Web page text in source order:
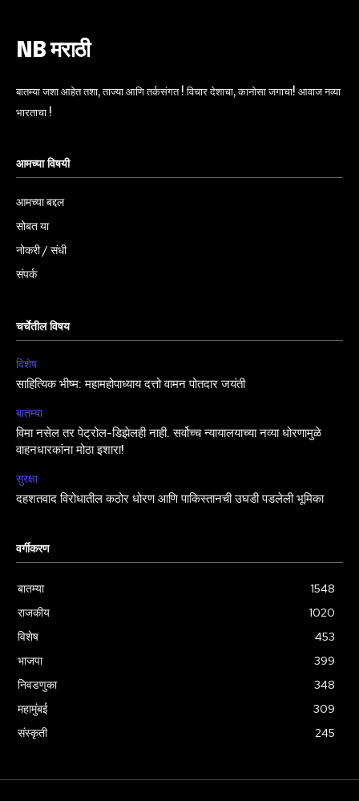
NB मराठी
बातम्या जशा आहेत तशा, ताज्या आणि तर्कसंगत ! विचार देशाचा, कानोसा जगाचा! आवाज नव्या
भारताचा !
आमच्या विषयी
आमच्या बद्दल
सोबत या
नोकरी / संधी
संपर्क
चर्चेतील विषय
विशेष
साहित्यिक भीष्म: महामहोपाध्याय दत्तो वामन पोतदार जयंती
बातम्या
विमा नसेल तर पेट्रोल-डिझेलही नाही. सर्वोच्च न्यायालयाच्या नव्या धोरणामुळे
वाहनधारकांना मोठा इशारा!
सुरक्षा
दहशतवाद विरोधातील कठोर धोरण आणि पाकिस्तानची उघडी पडलेली भूमिका
वर्गीकरण
बातम्या
1548
राजकीय
1020
विशेष
453
भाजपा
399
निवडणुका
348
महामुंबई
309
संस्कृती
245